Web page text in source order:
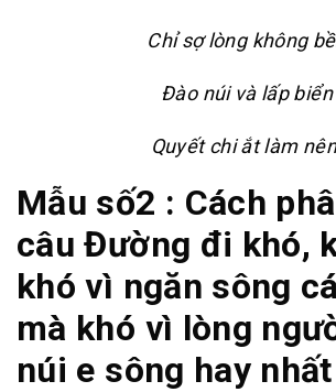
Chỉ sợ lòng không
Đào núi và lấp biển
Quyết chi ắt làm
Mẫu số2 : Cách
câu Đường đi khó,
khó vì ngăn sông
mà khó vì lòng
núi e sông hay nhất